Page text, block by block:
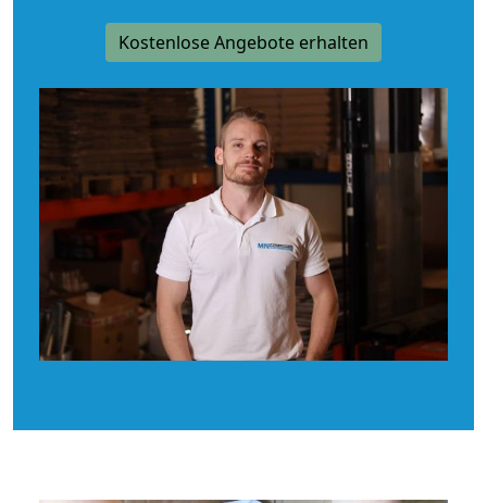
Kostenlose Angebote erhalten